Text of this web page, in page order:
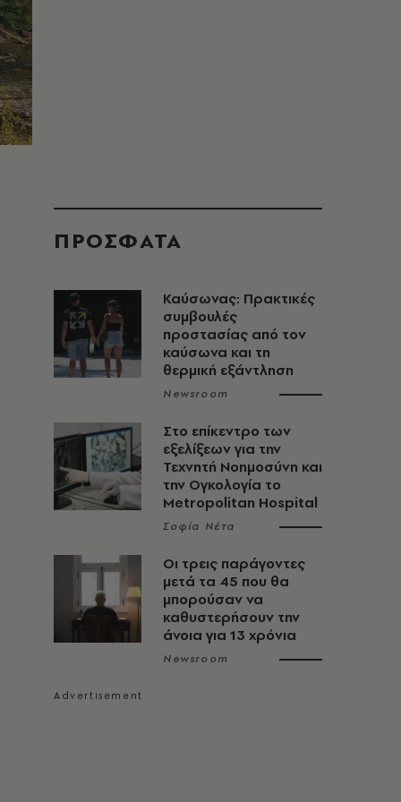
ΠΡΟΣΦΑΤΑ
Καύσωνας: Πρακτικές
συμβουλές
προστασίας από τον
καύσωνα και τη
θερμική εξάντληση
Newsroom
Στο επίκεντρο των
εξελίξεων για την
Τεχνητή Νοημοσύνη και
την Ογκολογία το
Metropolitan Hospital
Σοφία Νέτα
Οι τρεις παράγοντες
μετά τα 45 που θα
μπορούσαν να
καθυστερήσουν την
άνοια για 13 χρόνια
Newsroom